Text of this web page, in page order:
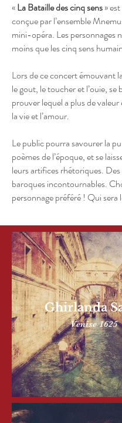
«La Bataille des cinq sens»
conçue par l’ensemble
mini-opéra. Les personnages
moins que les cinq sens
Lors de ce concert émouvant
le gout, le toucher et l’ouie,
prouver lequel a plus de
la vie et l’amour.
Le public pourra savourer la
poèmes de l’époque, et se
leurs artifices rhétoriques.
baroques incontournables.
personnage préféré ! Qui sera
Ghirlanda
Venise 1625